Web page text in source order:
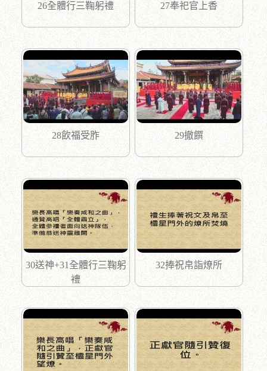
26全體行三鞠躬禮 27奉祀官上香
28飲福受胙 29撤饌
30送神+31全體行三鞠躬
禮
32捧祝帛詣燎所